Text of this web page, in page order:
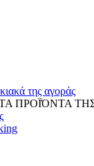
της αγοράς
ΠΡΟΪΌΝΤΑ